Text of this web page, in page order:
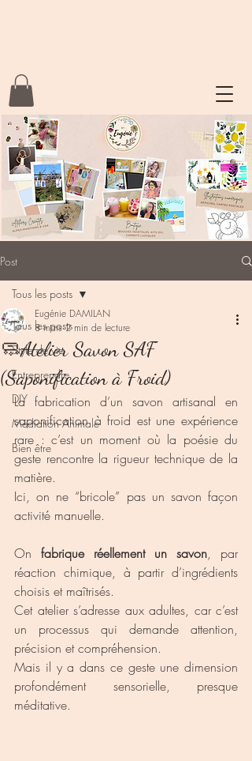
Post
Tous les posts
Style de vie
Entreprendre
DIY
Médiation Animale
Bien être
Tous les posts
🧼Atelier Savon SAF
(Saponification à Froid)
Eugénie DAMILAN
8 mars 2 min de lecture
La fabrication d’un savon artisanal en
saponification à froid est une expérience
rare : c’est un moment où la poésie du
geste rencontre la rigueur technique de la
matière.
Ici, on ne “bricole” pas un savon façon
activité manuelle.
On fabrique réellement un savon, par
réaction chimique, à partir d’ingrédients
choisis et maîtrisés.
Cet atelier s’adresse aux adultes, car c’est
un processus qui demande attention,
précision et compréhension.
Mais il y a dans ce geste une dimension
profondément sensorielle, presque
méditative.